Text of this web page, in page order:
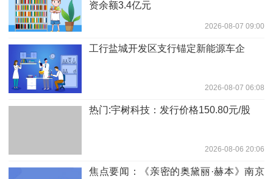
资余额3.4亿元
2026-08-07 09:00
工行盐城开发区支行锚定新能源车企
2026-08-07 06:08
热门:宇树科技：发行价格150.80元/股
2026-08-06 20:06
焦点要闻：《亲密的奥黛丽·赫本》南京